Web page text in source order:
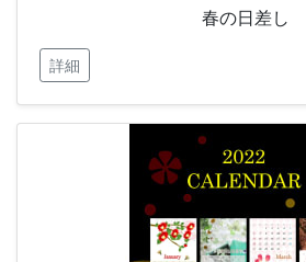
春の日差し
詳細